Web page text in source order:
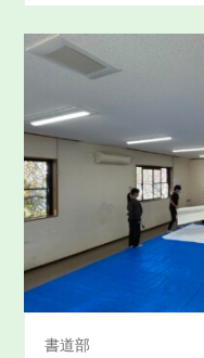
書道部